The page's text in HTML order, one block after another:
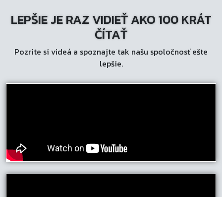
LEPŠIE JE RAZ VIDIEŤ AKO 100 KRÁT
ČÍTAŤ
Pozrite si videá a spoznajte tak našu spoločnosť ešte
lepšie.